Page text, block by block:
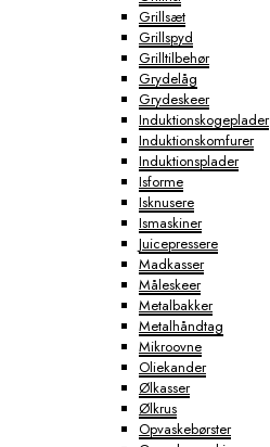
Grillsæt
Grillspyd
Grilltilbehør
Grydelåg
Grydeskeer
Induktionskogeplader
Induktionskomfurer
Induktionsplader
Isforme
Isknusere
Ismaskiner
Juicepressere
Madkasser
Måleskeer
Metalbakker
Metalhåndtag
Mikroovne
Oliekander
Ølkasser
Ølkrus
Opvaskebørster